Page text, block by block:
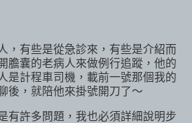
，有些是從急診來，有些是介紹而
膽囊的老病人來做例行追蹤，他的
是計程車司機，載前一號那個我的
後，就陪他來掛號開刀了～
有許多問題，我也必須詳細說明步